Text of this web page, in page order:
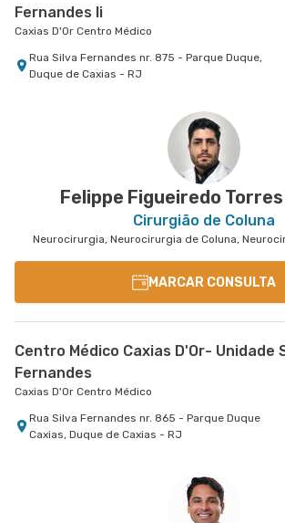
Fernandes Ii
Caxias D'Or Centro Médico
Rua Silva Fernandes nr. 875 - Parque Duque,
Duque de Caxias - RJ
Rua da Gloria nr. 122 5° Andar - Gloria, Rio de
Felippe Figueiredo
Cirurgião de Coluna
Neurocirurgia, Neurocirurgia de Coluna,
MARCAR CONSULTA
Centro Médico Caxias D'Or- Unidade
Fernandes
Caxias D'Or Centro Médico
Rua Silva Fernandes nr. 865 - Parque Duque
Caxias, Duque de Caxias - RJ